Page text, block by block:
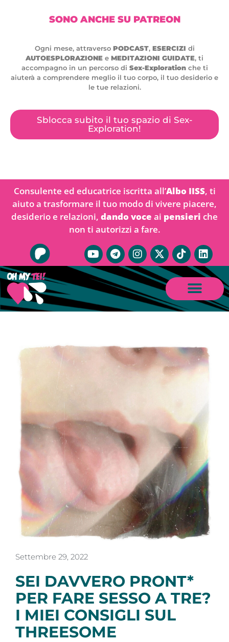
SONO ANCHE SU PATREON
Ogni mese, attraverso PODCAST, ESERCIZI di
AUTOESPLORAZIONE e MEDITAZIONI GUIDATE, ti
accompagno in un percorso di Sex-Explorationche ti
aiuterà a comprendere meglio il tuo corpo, il tuo desiderio e
le tue relazioni.
Sblocca subito il tuo spazio di Sex-
Exploration!
Consulente ed educatrice iscritta all’Albo IISS, ti
aiuto a trasformare il tuo modo di vivere piacere,
desiderio e relazioni, dando voce ai pensieri che
non ti autorizzi a fare.
Settembre 29, 2022
SEI DAVVERO PRONT*
PER FARE SESSO A TRE?
I MIEI CONSIGLI SUL
THREESOME